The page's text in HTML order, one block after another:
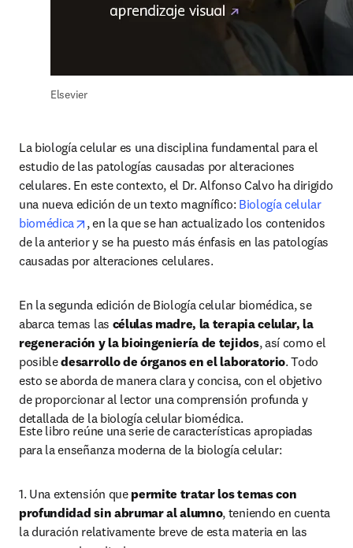
Elsevier
La biología celular es una disciplina fundamental para el
estudio de las patologías causadas por alteraciones
celulares. En este contexto, el Dr. Alfonso Calvo ha dirigido
una nueva edición de un texto magnífico: Biología celular
biomédica
opens in new tab/window
, en la que se han actualizado los contenidos
de la anterior y se ha puesto más énfasis en las patologías
causadas por alteraciones celulares.
En la segunda edición de Biología celular biomédica, se
abarca temas las células madre, la terapia celular, la
regeneración y la bioingeniería de tejidos, así como el
posible desarrollo de órganos en el laboratorio. Todo
esto se aborda de manera clara y concisa, con el objetivo
de proporcionar al lector una comprensión profunda y
detallada de la biología celular biomédica.
Este libro reúne una serie de características apropiadas
para la enseñanza moderna de la biología celular:
1. Una extensión que permite tratar los temas con
profundidad sin abrumar al alumno, teniendo en cuenta
la duración relativamente breve de esta materia en las